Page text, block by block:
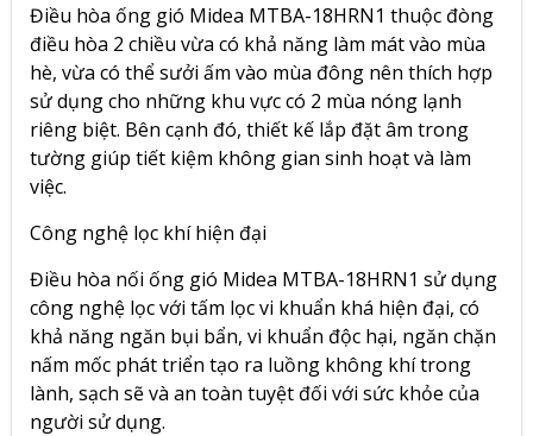
Điều hòa ống gió Midea MTBA-18HRN1 thuộc đòng
điều hòa 2 chiều vừa có khả năng làm mát vào mùa
hè, vừa có thể sưởi ấm vào mùa đông nên thích hợp
sử dụng cho những khu vực có 2 mùa nóng lạnh
riêng biệt. Bên cạnh đó, thiết kế lắp đặt âm trong
tường giúp tiết kiệm không gian sinh hoạt và làm
việc.
Công nghệ lọc khí hiện đại
Điều hòa nối ống gió Midea MTBA-18HRN1 sử dụng
công nghệ lọc với tấm lọc vi khuẩn khá hiện đại, có
khả năng ngăn bụi bẩn, vi khuẩn độc hại, ngăn chặn
nấm mốc phát triển tạo ra luồng không khí trong
lành, sạch sẽ và an toàn tuyệt đối với sức khỏe của
người sử dụng.